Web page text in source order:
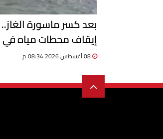
بعد كسر ماسورة الغاز..
إيقاف محطات مياه في
الإسماعيلية وسحب عينات